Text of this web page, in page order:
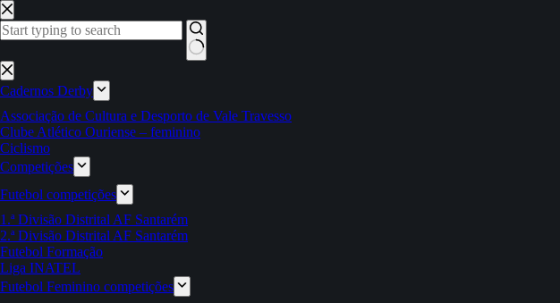
Pular
para
o
Sem
resultados
Cadernos Derby
Associação de Cultura e Desporto de Vale Travesso
Clube Atlético Ouriense – feminino
Ciclismo
Competições
Futebol competições
1.ª Divisão Distrital AF Santarém
2.ª Divisão Distrital AF Santarém
Futebol Formação
Liga INATEL
Futebol Feminino competições